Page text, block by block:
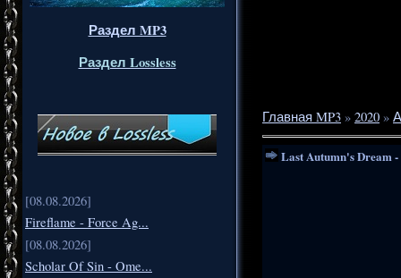
Раздел MP3
Раздел Lossless
[08.08.2026]
Fireflame - Force Ag...
[08.08.2026]
Scholar Of Sin - Ome...
Главная MP3 » 2020 »
Last Autumn's Dream